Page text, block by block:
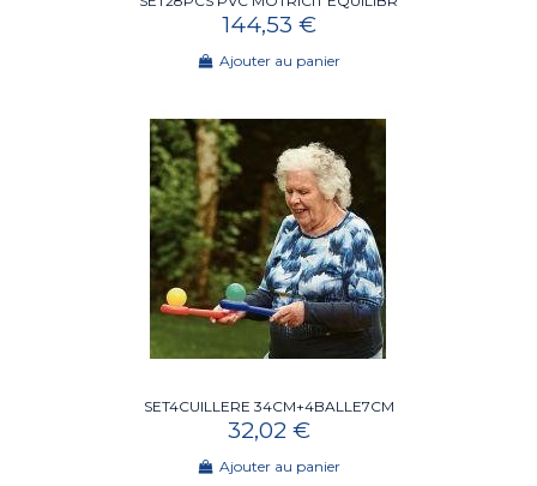
144,53 €
Ajouter au panier
SET4CUILLERE 34CM+4BALLE7CM
32,02 €
Ajouter au panier